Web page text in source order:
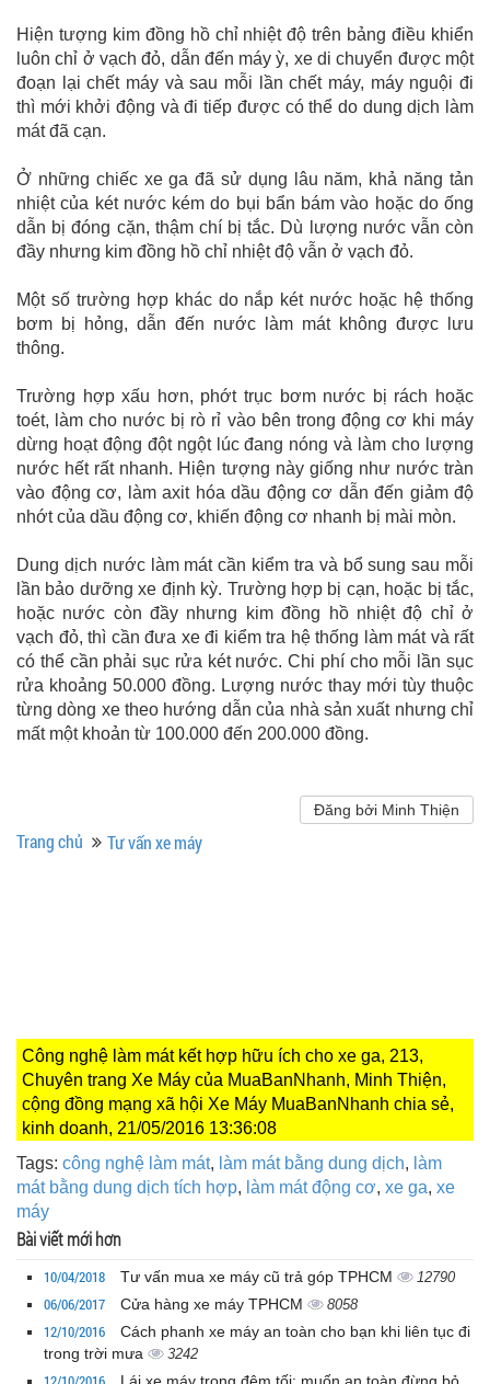
Hiện tượng kim đồng hồ chỉ nhiệt độ trên bảng điều khiển
luôn chỉ ở vạch đỏ, dẫn đến máy ỳ, xe di chuyển được một
đoạn lại chết máy và sau mỗi lần chết máy, máy nguội đi
thì mới khởi động và đi tiếp được có thể do dung dịch làm
mát đã cạn.
Ở những chiếc xe ga đã sử dụng lâu năm, khả năng tản
nhiệt của két nước kém do bụi bẩn bám vào hoặc do ống
dẫn bị đóng cặn, thậm chí bị tắc. Dù lượng nước vẫn còn
đầy nhưng kim đồng hồ chỉ nhiệt độ vẫn ở vạch đỏ.
Một số trường hợp khác do nắp két nước hoặc hệ thống
bơm bị hỏng, dẫn đến nước làm mát không được lưu
thông.
Trường hợp xấu hơn, phớt trục bơm nước bị rách hoặc
toét, làm cho nước bị rò rỉ vào bên trong động cơ khi máy
dừng hoạt động đột ngột lúc đang nóng và làm cho lượng
nước hết rất nhanh. Hiện tượng này giống như nước tràn
vào động cơ, làm axit hóa dầu động cơ dẫn đến giảm độ
nhớt của dầu động cơ, khiến động cơ nhanh bị mài mòn.
Dung dịch nước làm mát cần kiểm tra và bổ sung sau mỗi
lần bảo dưỡng xe định kỳ. Trường hợp bị cạn, hoặc bị tắc,
hoặc nước còn đầy nhưng kim đồng hồ nhiệt độ chỉ ở
vạch đỏ, thì cần đưa xe đi kiểm tra hệ thống làm mát và rất
có thể cần phải sục rửa két nước. Chi phí cho mỗi lần sục
rửa khoảng 50.000 đồng. Lượng nước thay mới tùy thuộc
từng dòng xe theo hướng dẫn của nhà sản xuất nhưng chỉ
mất một khoản từ 100.000 đến 200.000 đồng.
Đăng bởi Minh Thiện
Trang chủ Tư vấn xe máy
Công nghệ làm mát kết hợp hữu ích cho xe ga, 213,
Chuyên trang Xe Máy của MuaBanNhanh, Minh Thiện,
cộng đồng mạng xã hội Xe Máy MuaBanNhanh chia sẻ,
kinh doanh, 21/05/2016 13:36:08
Tags: công nghệ làm mát, làm mát bằng dung dịch, làm
mát bằng dung dịch tích hợp, làm mát động cơ, xe ga, xe
máy
Bài viết mới hơn
10/04/2018 Tư vấn mua xe máy cũ trả góp TPHCM 12790
06/06/2017 Cửa hàng xe máy TPHCM 8058
12/10/2016
Cách phanh xe máy an toàn cho bạn khi liên tục đi
trong trời mưa
3242